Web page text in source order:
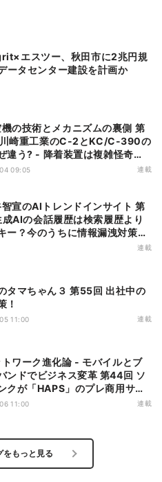
ータセンター建設を計画か
崎重工業のC-2とKC/C-390の
違う? - 降着装置は複雑怪奇
輸送機(10)
09:05 連載
AIの会話履歴は検索履歴より
ー？今のうちに情報漏洩対策を
ておこう
連載
タマちゃん３ 第55回 出社中の
！
11:00 連載
ンドでビジネス変革 第44回 ソ
クが「HAPS」のプレ商用サー
を表明、本格的な商用展開のめ
11:00 連載
をもっと見る